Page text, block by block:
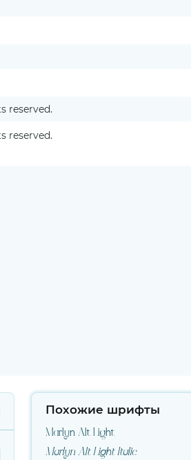
reserved.
reserved.
Похожие шрифты
Marlyn Alt Light
Marlyn Alt Light Italic